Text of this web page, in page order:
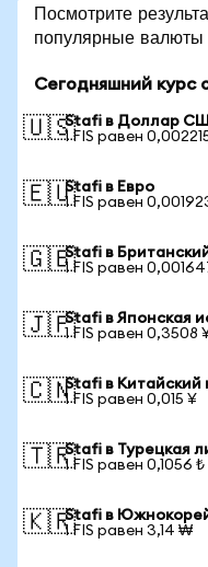
Посмотрите
популярные валюты
Сегодняшний курс
🇺🇸Stafi в Доллар
1 FIS равен
🇪🇺Stafi в Евро
1 FIS равен
🇬🇧Stafi в
1 FIS равен
🇯🇵Stafi в Японская
1 FIS равен 0,3508
🇨🇳Stafi в Китайский
1 FIS равен 0,015 ¥
🇹🇷Stafi в Турецкая
1 FIS равен 0,1056 ₺
🇰🇷Stafi в
1 FIS равен 3,14 ₩